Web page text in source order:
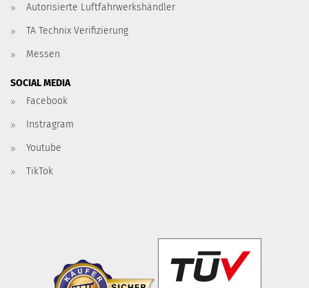
Autorisierte Luftfahrwerkshändler
TA Technix Verifizierung
Messen
SOCIAL MEDIA
Facebook
Instragram
Youtube
TikTok